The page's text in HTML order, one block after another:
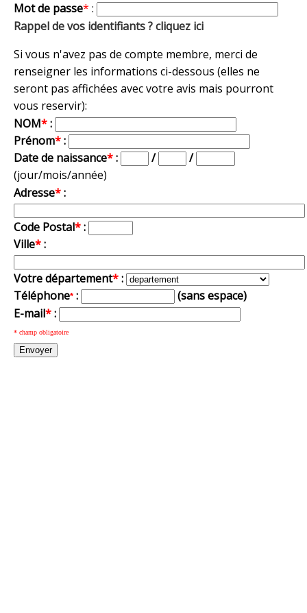
Mot de passe* :
Rappel de vos identifiants ? cliquez ici
Si vous n'avez pas de compte membre, merci de
renseigner les informations ci-dessous (elles ne
seront pas affichées avec votre avis mais pourront
vous reservir):
NOM*:
Prénom*:
Date de naissance*: /
/
(jour/mois/année)
Adresse*:
Code Postal*:
Ville*:
Votre département*:
Téléphone* :
(sans espace)
E-mail*:
* champ obligatoire